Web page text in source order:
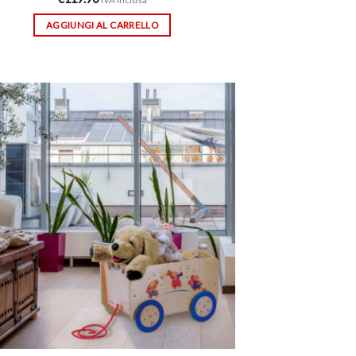
AGGIUNGI AL CARRELLO
Aggiungi
alla lista
dei
desideri